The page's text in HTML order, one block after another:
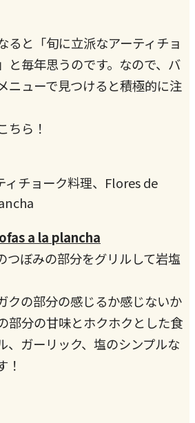
ると「旬に立派なアーティチョ
と毎年思うのです。なので、バ
ニューで見つけると積極的に注
ちら！
a la plancha
つぼみの部分をグリルして岩塩
クの部分の感じるか感じないか
部分の甘味とホクホクとした食
、ガーリック、塩のシンプルな
！